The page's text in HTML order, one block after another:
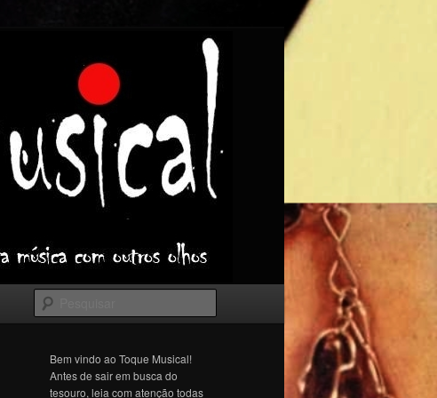
Bem vindo ao Toque Musical!
Antes de sair em busca do
tesouro, leia com atenção todas